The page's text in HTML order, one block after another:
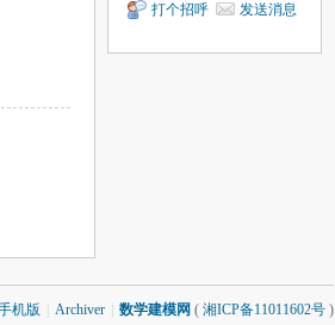
打个招呼
发送消息
机版 Archiver 数学建模网 ( 湘ICP备11011602号 )